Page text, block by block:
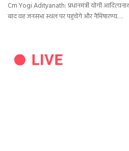
Cm Yogi Adityanath: प्रधानमंत्री योगी
बाद वह जनसभा स्थल पर पहुंचेंगे और नैमिषारण्य…